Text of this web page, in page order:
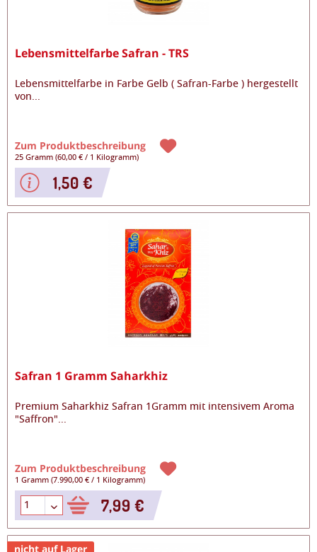
Lebensmittelfarbe Safran - TRS
Lebensmittelfarbe in Farbe Gelb ( Safran-Farbe ) hergestellt
von
Zum Produktbeschreibung
25 Gramm(60,00 € / 1 Kilogramm)
1,50 €
Safran 1 Gramm Saharkhiz
Premium Saharkhiz Safran 1Gramm mit intensivem Aroma
"Saffron"...
Zum Produktbeschreibung
1 Gramm(7.990,00 € / 1 Kilogramm)
7,99 €
nicht auf Lager